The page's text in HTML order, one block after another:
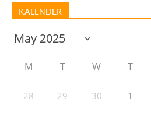
KALENDER
M T W T
28 29 30 1